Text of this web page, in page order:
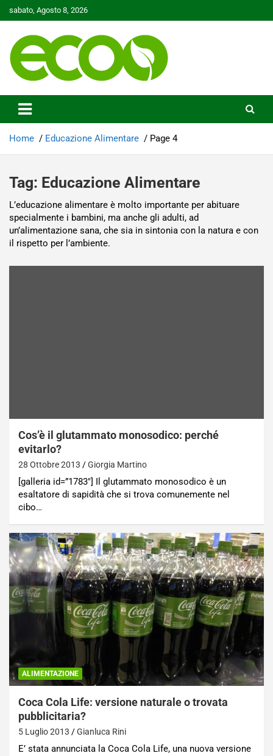
to
sabato, Agosto 8, 2026
Ecoo.it
Home Educazione Alimentare Page 4
Tag: Educazione Alimentare
L’educazione alimentare è molto importante per abituare
specialmente i bambini, ma anche gli adulti, ad
un’alimentazione sana, che sia in sintonia con la natura e con
il rispetto per l’ambiente.
Cos’è il glutammato monosodico: perché
evitarlo?
28 Ottobre 2013 Giorgia Martino
[galleria id=”1783″] Il glutammato monosodico è un
esaltatore di sapidità che si trova comunemente nel
cibo…
ALIMENTAZIONE
Coca Cola Life: versione naturale o trovata
pubblicitaria?
5 Luglio 2013 Gianluca Rini
E’ stata annunciata la Coca Cola Life, una nuova versione